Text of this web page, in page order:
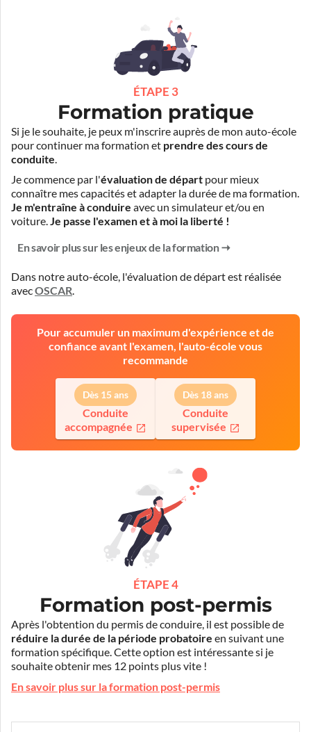
ÉTAPE 3
Formation pratique
Si je le souhaite, je peux m'inscrire auprès de mon auto-école
pour continuer ma formation et prendre des cours de
conduite.
Je commence par l'évaluation de départ pour mieux
connaître mes capacités et adapter la durée de ma formation.
Je m'entraîne à conduire avec un simulateur et/ou en
voiture.Je passe l'examen et à moi la liberté !
En savoir plus sur les enjeux de la formation
Dans notre auto-école, l'évaluation de départ est réalisée
avecOSCAR.
Pour accumuler un maximum d'expérience et de
confiance avant l'examen, l'auto-école vous
recommande
Dès 15 ans
Conduite
accompagnée
Dès 18 ans
Conduite
supervisée
ÉTAPE 4
Formation post-permis
Après l'obtention du permis de conduire, il est possible de
réduire la durée de la période probatoire en suivant une
formation spécifique. Cette option est intéressante si je
souhaite obtenir mes 12 points plus vite !
En savoir plus sur la formation post-permis